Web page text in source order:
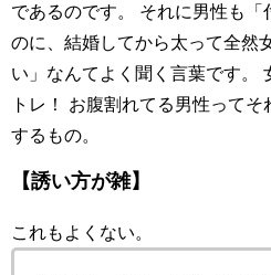
であるのです。 それに男性も「
のに、結婚してから太って全然
い」なんてよく聞く言葉です。
トレ！ お腹割れてる男性って
するもの。
【誘い方が雑】
これもよくない。